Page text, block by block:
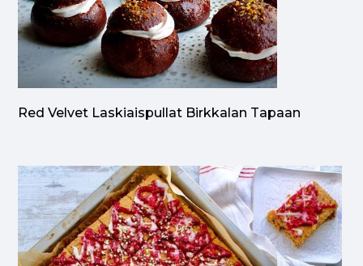
Red Velvet Laskiaispullat Birkkalan Tapaan